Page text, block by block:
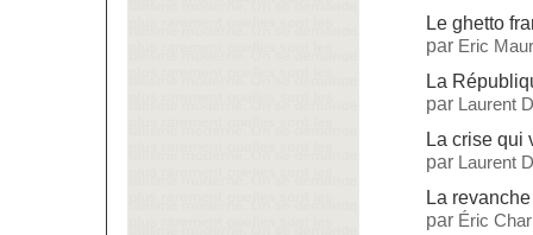
Le ghetto
par Eric
La
par Laurent
La crise qui
par Laurent
La
par Éric